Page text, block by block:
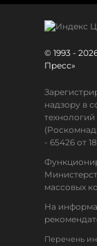
© 1993 -
Пресс»
надзору в
- 65426 от
массовых
На
Перечень